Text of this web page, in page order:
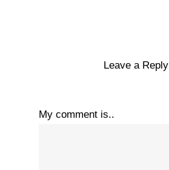
Leave a Reply
My comment is..